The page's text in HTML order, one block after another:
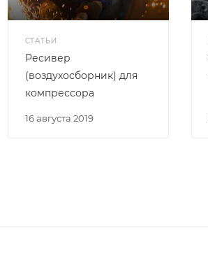
СТАТЬИ
16 августа 2019
Ресивер
(воздухосборник) для
компрессора